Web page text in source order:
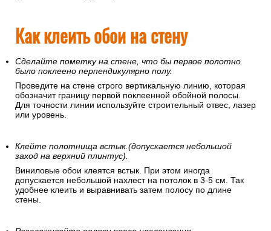
Как клеить обои на стену
Сделайте пометку на стене, что бы первое полотно
было поклеено перпендикулярно полу.
Проведите на стене строго вертикальную линию, которая
обозначит границу первой поклеенной обойной полосы.
Для точности линии используйте строительный отвес, лазер
или уровень.
Клейте полотнища встык.(допускается небольшой
заход на верхний плинтус).
Виниловые обои клеятся встык. При этом иногда
допускается небольшой нахлест на потолок в 3-5 см. Так
удобнее клеить и выравнивать затем полосу по длине
стены.